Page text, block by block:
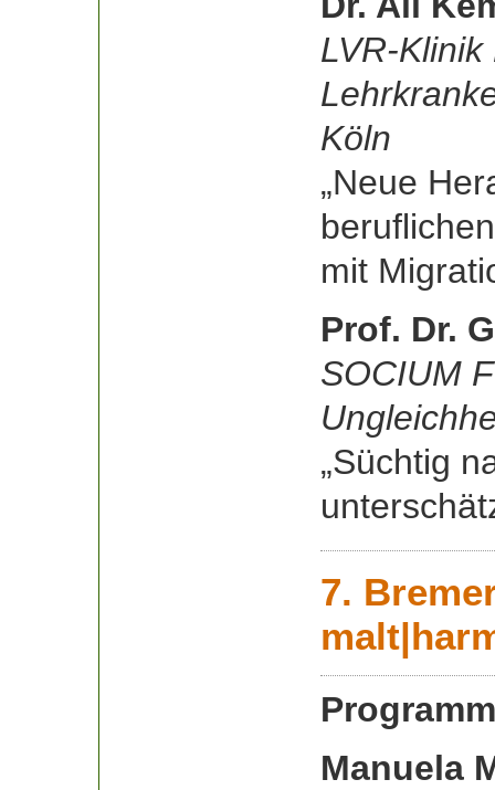
LVR-
Köln
„Neue
mit
Prof. Dr.
SOCIUM
„Süchtig
7.
Manuela